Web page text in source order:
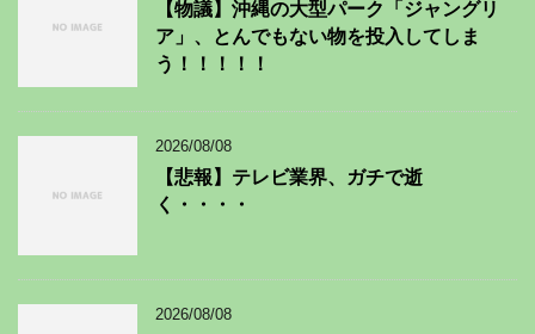
【物議】沖縄の大型パーク「ジャングリ
ア」、とんでもない物を投入してしま
う！！！！！
2026/08/08
【悲報】テレビ業界、ガチで逝
く・・・・
2026/08/08